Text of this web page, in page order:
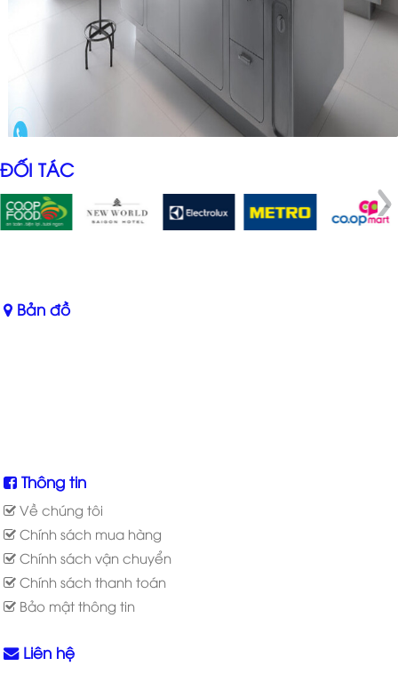
ĐỐI TÁC
Bản đồ
Thông tin
Về chúng tôi
Chính sách mua hàng
Chính sách vận chuyển
Chính sách thanh toán
Bảo mật thông tin
Liên hệ